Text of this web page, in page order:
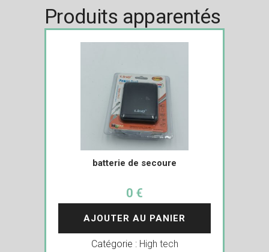
Produits apparentés
batterie de secoure
0 €
AJOUTER AU PANIER
Catégorie : High tech